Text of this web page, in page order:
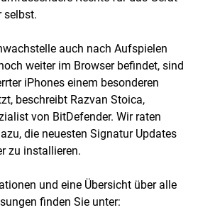
selbst.
auch nach Aufspielen
weiter im Browser befindet, sind
iPhones einem besonderen
beschreibt Razvan Stoica,
von BitDefender. Wir raten
die neuesten Signatur Updates
zu installieren.
und eine Übersicht über alle
finden Sie unter: